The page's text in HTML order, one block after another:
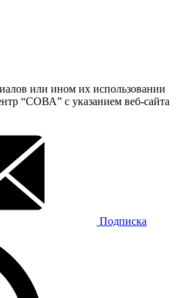
или ином их использовании
“СОВА” с указанием веб-сайта
Подписка